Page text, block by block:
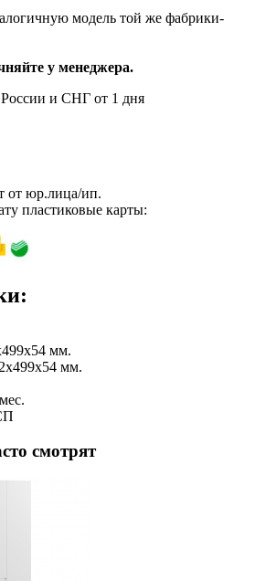
модель той же фабрики-
у менеджера.
России и СНГ от 1 дня
от юр.лица/ип.
пластиковые карты:
мм.
мм.
смотрят